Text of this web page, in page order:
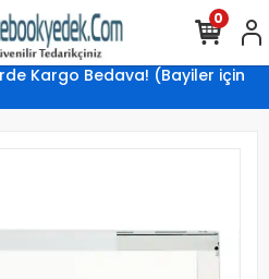
Kargo Bedava! (Bayiler için
0